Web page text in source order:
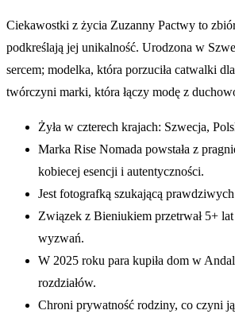
Ciekawostki z życia Zuzanny Pactwy to
podkreślają jej unikalność. Urodzona w
sercem; modelka, która porzuciła catwalki
twórczyni marki, która łączy modę z
Żyła w czterech krajach: Szwecja,
Marka Rise Nomada powstała z
kobiecej esencji i autentyczności.
Jest fotografką szukającą
Związek z Bieniukiem przetrwał 5+
wyzwań.
W 2025 roku para kupiła dom w
rozdziałów.
Chroni prywatność rodziny, co czyni